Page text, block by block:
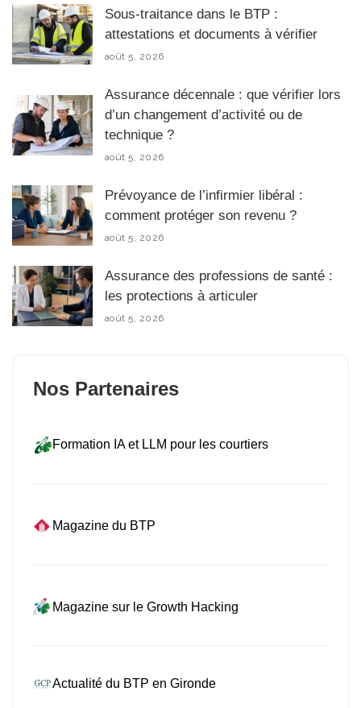
Sous-traitance dans le BTP :
attestations et documents à vérifier
août 5, 2026
Assurance décennale : que vérifier lors
d’un changement d’activité ou de
technique ?
août 5, 2026
Prévoyance de l’infirmier libéral :
comment protéger son revenu ?
août 5, 2026
Assurance des professions de santé :
les protections à articuler
août 5, 2026
Nos Partenaires
Formation IA et LLM pour les courtiers
Magazine du BTP
Magazine sur le Growth Hacking
Actualité du BTP en Gironde